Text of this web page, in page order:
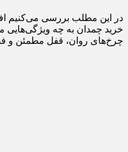
در این مطلب بررسی می‌کنیم
خرید چمدان به چه ویژگی‌هایی
چرخ‌های روان، قفل مطمئن و